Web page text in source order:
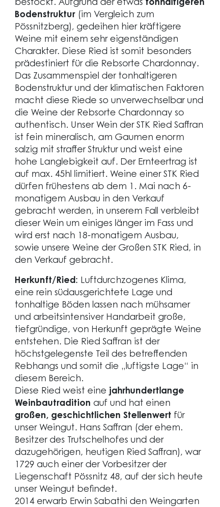
bestockt. Aufgrund der etwas tonhaltigeren
Bodenstruktur (im Vergleich zum
Pössnitzberg), gedeihen hier kräftigere
Weine mit einem sehr eigenständigen
Charakter. Diese Ried ist somit besonders
prädestiniert für die Rebsorte Chardonnay.
Das Zusammenspiel der tonhaltigeren
Bodenstruktur und der klimatischen Faktoren
macht diese Riede so unverwechselbar und
die Weine der Rebsorte Chardonnay so
authentisch. Unser Wein der STK Ried Saffran
ist fein mineralisch, am Gaumen enorm
salzig mit straffer Struktur und weist eine
hohe Langlebigkeit auf. Der Ernteertrag ist
auf max. 45hl limitiert. Weine einer STK Ried
dürfen frühestens ab dem 1. Mai nach 6-
monatigem Ausbau in den Verkauf
gebracht werden, in unserem Fall verbleibt
dieser Wein um einiges länger im Fass und
wird erst nach 18-monatigem Ausbau,
sowie unsere Weine der Großen STK Ried, in
den Verkauf gebracht.
Herkunft/Ried: Luftdurchzogenes Klima,
eine rein südausgerichtete Lage und
tonhaltige Böden lassen nach mühsamer
und arbeitsintensiver Handarbeit große,
tiefgründige, von Herkunft geprägte Weine
entstehen. Die Ried Saffran ist der
höchstgelegenste Teil des betreffenden
Rebhangs und somit die „luftigste Lage“ in
diesem Bereich.
Diese Ried weist eine jahrhundertlange
Weinbautradition auf und hat einen
großen, geschichtlichen Stellenwert für
unser Weingut. Hans Saffran (der ehem.
Besitzer des Trutschelhofes und der
dazugehörigen, heutigen Ried Saffran), war
1729 auch einer der Vorbesitzer der
Liegenschaft Pössnitz 48, auf der sich heute
unser Weingut befindet.
2014 erwarb Erwin Sabathi den Weingarten